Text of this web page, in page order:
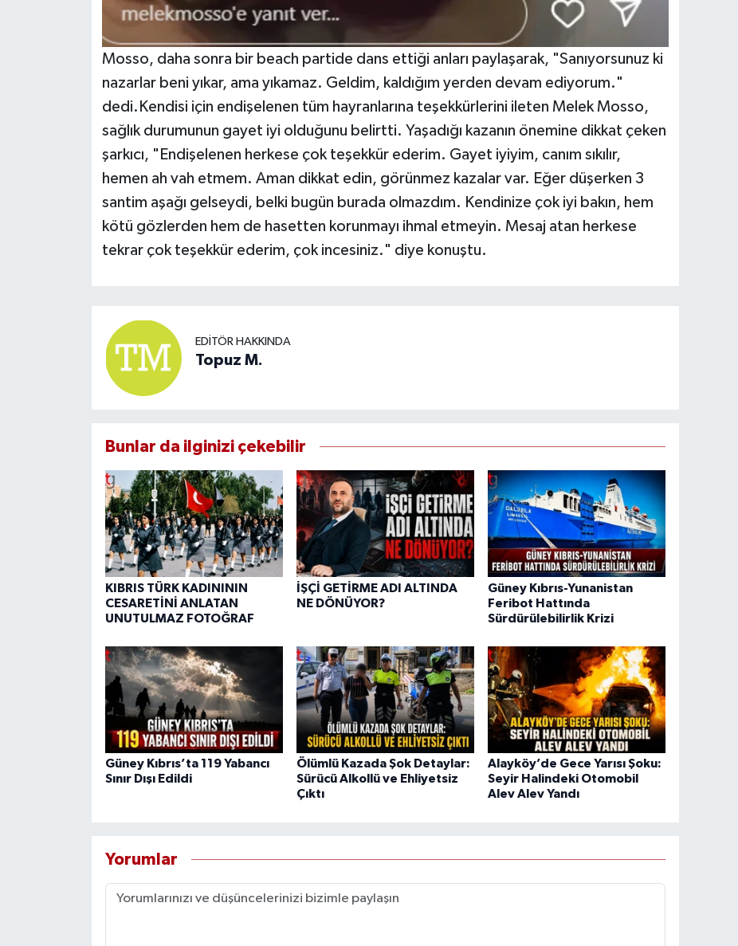
Mosso, daha sonra bir beach partide dans ettiği anları paylaşarak, "Sanıyorsunuz ki
nazarlar beni yıkar, ama yıkamaz. Geldim, kaldığım yerden devam ediyorum."
dedi.Kendisi için endişelenen tüm hayranlarına teşekkürlerini ileten Melek Mosso,
sağlık durumunun gayet iyi olduğunu belirtti. Yaşadığı kazanın önemine dikkat çeken
şarkıcı, "Endişelenen herkese çok teşekkür ederim. Gayet iyiyim, canım sıkılır,
hemen ah vah etmem. Aman dikkat edin, görünmez kazalar var. Eğer düşerken 3
santim aşağı gelseydi, belki bugün burada olmazdım. Kendinize çok iyi bakın, hem
kötü gözlerden hem de hasetten korunmayı ihmal etmeyin. Mesaj atan herkese
tekrar çok teşekkür ederim, çok incesiniz." diye konuştu.
EDITÖR HAKKINDA
Topuz M.
Bunlar da ilginizi çekebilir
KIBRIS TÜRK KADINININ
CESARETİNİ ANLATAN
UNUTULMAZ FOTOĞRAF
İŞÇİ GETİRME ADI ALTINDA
NE DÖNÜYOR?
Güney Kıbrıs-Yunanistan
Feribot Hattında
Sürdürülebilirlik Krizi
Güney Kıbrıs’ta 119 Yabancı
Sınır Dışı Edildi
Ölümlü Kazada Şok Detaylar:
Sürücü Alkollü ve Ehliyetsiz
Çıktı
Alayköy’de Gece Yarısı Şoku:
Seyir Halindeki Otomobil
Alev Alev Yandı
Yorumlar